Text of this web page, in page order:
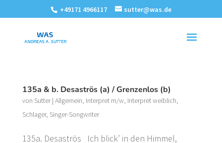
+49171 4966117 sutter@was.de
135a & b. Desaströs (a) / Grenzenlos (b)
von Sutter| Allgemein, Interpret m/w, Interpret weiblich,
Schlager, Singer-Songwriter
135a. Desaströs Ich blick’ in den Himmel,